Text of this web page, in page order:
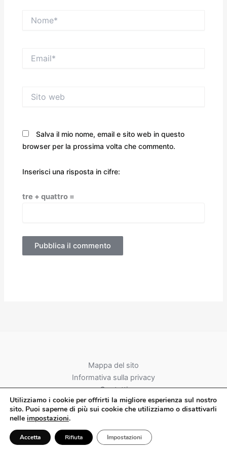
web
Salva il mio nome, email e sito web in questo
browser per la prossima volta che commento.
Inserisci una risposta in cifre:
tre + quattro =
Mappa del sito
Informativa sulla privacy
Contatti
Chi Siamo
Utilizziamo i cookie per offrirti la migliore esperienza sul nostro
sito. Puoi saperne di più sui cookie che utilizziamo o disattivarli
nelle impostazioni.
Accetta Rifiuta Impostazioni